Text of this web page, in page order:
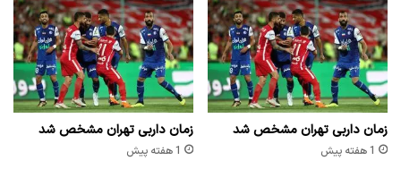
زمان داربی تهران مشخص شد
1 هفته پیش
زمان داربی تهران مشخص شد
1 هفته پیش